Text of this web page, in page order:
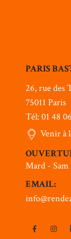
PARIS
26, rue des
75011 Paris
Tél: 01 48
Venir à
Mard - Sam
EMAIL: